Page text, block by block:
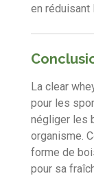
en réduisant
La clear
pour les
négliger les
organisme.
forme de
pour sa